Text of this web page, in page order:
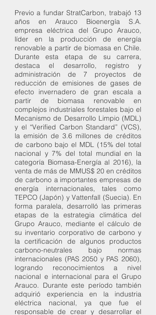
Previo a fundar StratCarbon, trabajó 13
años en Arauco Bioenergía S.A.
empresa eléctrica del Grupo Arauco,
líder en la producción de energía
renovable a partir de biomasa en Chile.
Durante esta etapa de su carrera,
destaca el desarrollo, registro y
administración de 7 proyectos de
reducción de emisiones de gases de
efecto invernadero de gran escala a
partir de biomasa renovable en
complejos industriales forestales bajo el
Mecanismo de Desarrollo Limpio (MDL)
y el “Verified Carbon Standard” (VCS),
la emisión de 3.6 millones de créditos
de carbono bajo el MDL (15% del total
nacional y 7% del total mundial en la
categoría Biomasa-Energía al 2016), la
venta de más de MMUS$ 20 en créditos
de carbono a importantes empresas de
energía internacionales, tales como
TEPCO (Japón) y Vattenfall (Suecia). En
forma paralela, desarrolló las primeras
etapas de la estrategia climática del
Grupo Arauco, mediante el cálculo de
su inventario corporativo de carbono y
la certificación de algunos productos
carbono-neutrales bajo normas
internacionales (PAS 2050 y PAS 2060),
logrando reconocimientos a nivel
nacional e internacional para el Grupo
Arauco. Durante este período también
adquirió experiencia en la industria
eléctrica nacional, ya que fue el
responsable de crear y desarrollar el